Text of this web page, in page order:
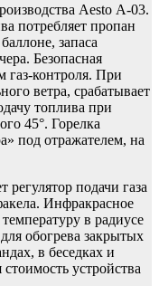
Aesto А-03.
потребляет пропан
запаса
Безопасная
газ-контроля. При
ветра, срабатывает
топлива при
45°. Горелка
под отражателем, на
подачи газа
Инфракрасное
в радиусе
обогрева закрытых
в беседках и
устройства